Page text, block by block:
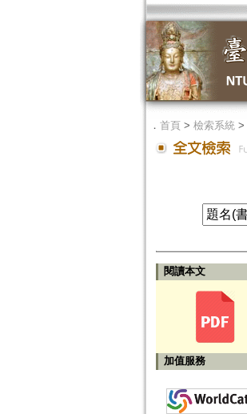
． 首頁> 檢索系統>
閱讀本文
加值服務